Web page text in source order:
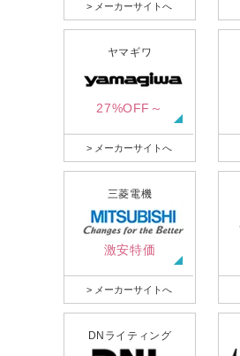
> メーカーサイトへ
ヤマギワ
27%OFF～
> メーカーサイトへ
三菱電機
激安特価
> メーカーサイトへ
DNライティング